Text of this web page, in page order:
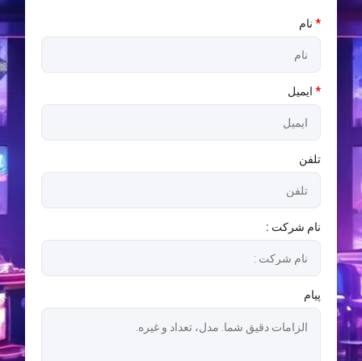
* نام
* ایمیل
تلفن
نام شرکت :
پیام